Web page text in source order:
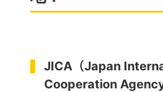
JICA（Japan
Cooperation